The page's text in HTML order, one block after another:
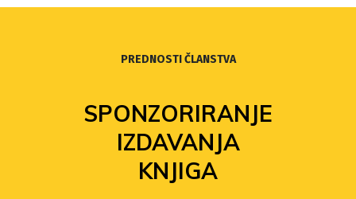
PREDNOSTI ČLANSTVA
SPONZORIRANJE
IZDAVANJA
KNJIGA